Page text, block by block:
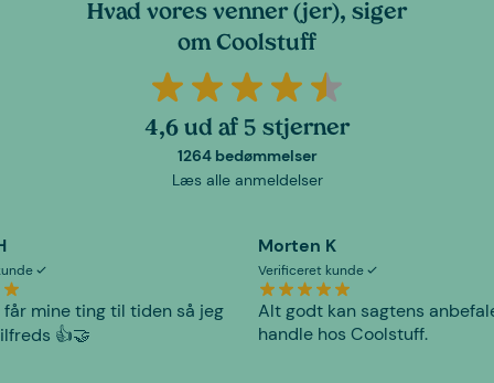
Hvad vores venner (jer), siger
om Coolstuff
4,6 ud af 5 stjerner
1264 bedømmelser
Læs alle anmeldelser
får mine ting til tiden så jeg
👍🤝
Morten K
Verificeret kunde
Alt godt kan sagtens
handle hos Coolstuff.